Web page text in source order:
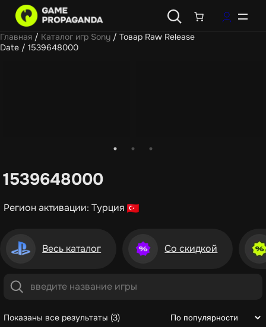
Главная / Каталог игр Sony / Товар Raw Release
Date / 1539648000
1539648000
Регион активации: Турция
Весь каталог Со скидкой
Показаны все результаты (3)